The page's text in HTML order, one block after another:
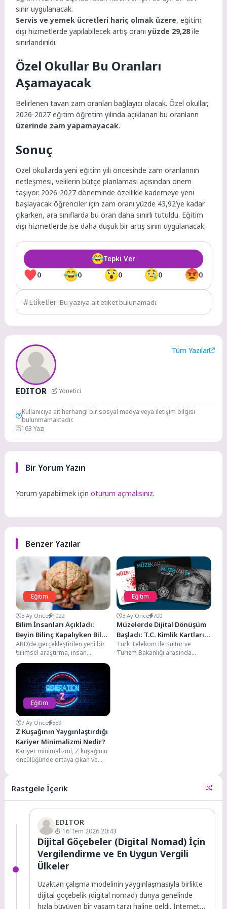
sınır uygulanacak.
Servis ve yemek ücretleri hariç olmak üzere, eğitim
dışı hizmetlerde yapılabilecek artış oranıyüzde 29,28 ile
sınırlandırıldı.
Özel Okullar Bu Oranları
Aşamayacak
Belirlenen tavan zam oranları bağlayıcı olacak. Özel okullar,
2026-2027 eğitim öğretim yılında açıklanan bu oranların
üzerinde zam yapamayacak.
Sonuç
Özel okullarda yeni eğitim yılı öncesinde zam oranlarının
netleşmesi, velilerin bütçe planlaması açısından önem
taşıyor. 2026-2027 döneminde özellikle kademeye yeni
başlayacak öğrenciler için zam oranı yüzde 43,92’ye kadar
çıkarken, ara sınıflarda bu oran daha sınırlı tutuldu. Eğitim
dışı hizmetlerde ise daha düşük bir artış sınırı uygulanacak.
0 0 0 0 0
Tepki Ver
Etiketler :Bu yazıya ait etiket bulunamadı.
EDITOR Yönetici
Tüm Yazılar
Kullanıcıya ait herhangi bir sosyal medya veya iletişim bilgisi
bulunmamaktadır.
163 Yazı
Bir Yorum Yazın
Yorum yapabilmek içinoturum açmalısınız.
Benzer Yazılar
Eğitim
3 Ay Önce 1022
Bilim İnsanları Açıkladı:
Beyin Bilinç Kapalıyken Bile
Öğrenmeye Devam Ediyor
ABD’de gerçekleştirilen yeni bir
bilimsel araştırma, insan
beyninin bilinç kapalıyken bile
öğrenmeye devam ettiğini
ortaya...
Eğitim
3 Ay Önce 700
Müzelerde Dijital Dönüşüm
Başladı: T.C. Kimlik Kartları
Artık Müzekart Olacak
Türk Telekom ile Kültür ve
Turizm Bakanlığı arasında
Eğitim
7 Ay Önce 359
Z Kuşağının Yaygınlaştırdığı
Kariyer Minimalizmi Nedir?
Kariyer minimalizmi, Z kuşağının
öncülüğünde ortaya çıkan ve
Rastgele İçerik
EDITOR
16 Tem 2026 20:43
Dijital Göçebeler (Digital Nomad) İçin
Vergilendirme ve En Uygun Vergili
Ülkeler
Uzaktan çalışma modelinin yaygınlaşmasıyla birlikte
dijital göçebelik (digital nomad) dünya genelinde
hızla büyüyen bir yaşam tarzı haline geldi. İnternet